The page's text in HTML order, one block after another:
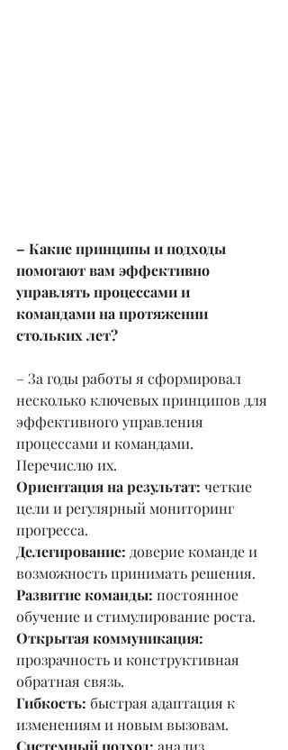
– Какие принципы и подходы
помогают вам эффективно
управлять процессами и
командами на протяжении
стольких лет?
– За годы работы я сформировал
несколько ключевых принципов для
эффективного управления
процессами и командами.
Перечислю их.
Ориентация на результат: четкие
цели и регулярный мониторинг
прогресса.
Делегирование: доверие команде и
возможность принимать решения.
Развитие команды: постоянное
обучение и стимулирование роста.
Открытая коммуникация:
прозрачность и конструктивная
обратная связь.
Гибкость: быстрая адаптация к
изменениям и новым вызовам.
Системный подход: анализ